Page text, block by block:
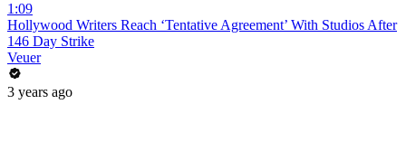
1:09
Hollywood Writers Reach ‘Tentative Agreement’ With Studios After
146 Day Strike
Veuer
3 years ago